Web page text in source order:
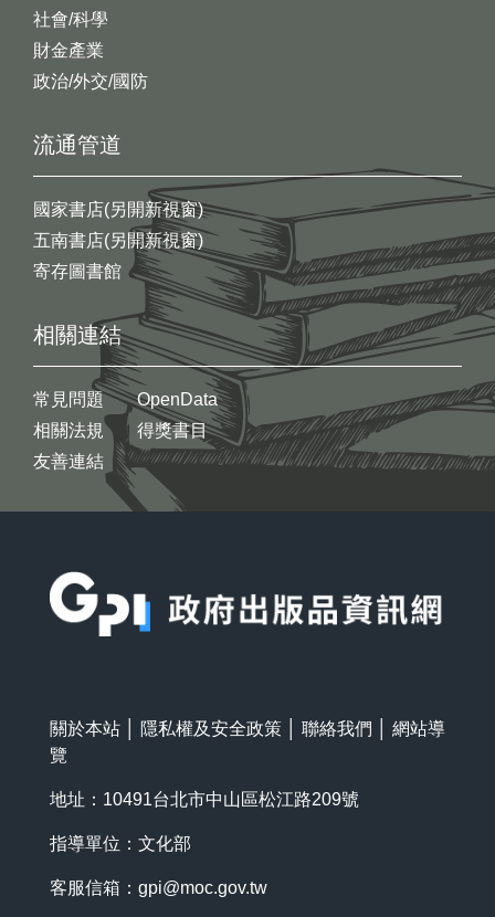
社會/科學
財金產業
政治/外交/國防
流通管道
國家書店(另開新視窗)
五南書店(另開新視窗)
寄存圖書館
相關連結
常見問題
相關法規
友善連結
OpenData
得獎書目
關於本站 隱私權及安全政策 聯絡我們
網站導
覽
地址：10491台北市中山區松江路209號
指導單位：文化部
客服信箱： gpi@moc.gov.tw